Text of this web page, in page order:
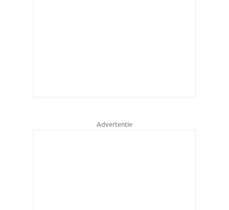
Advertentie